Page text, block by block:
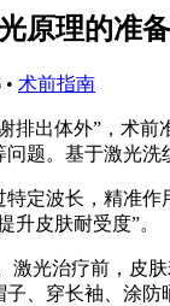
原理的准
• 术前指南
排出体外”，术
题。基于激光
定波长，精准
升皮肤耐受度”。
激光治疗前，皮
、穿长袖、涂